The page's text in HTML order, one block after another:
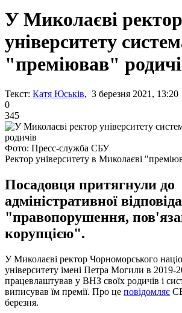
У Миколаєві ректор
університету
"преміював"
Текст: Катя Юськів, 3 березня 2021, 13:20
0
345
Фото: Пресс-служба СБУ
Ректор університету в Миколаєві
Посадовця притягнули до
адміністративної
"правопорушення,
корупцією".
У Миколаєві ректор Чорноморського
університету імені Петра Могили в 2019-
працевлаштував у ВНЗ своїх родичів і
виписував їм премії. Про це повідомляє
березня.